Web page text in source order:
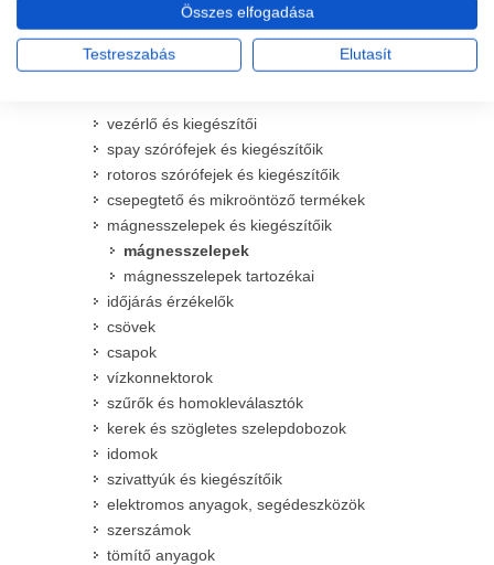
WEBÁRUHÁZ
vezérlő és kiegészítői
spay szórófejek és kiegészítőik
rotoros szórófejek és kiegészítőik
csepegtető és mikroöntöző termékek
mágnesszelepek és kiegészítőik
mágnesszelepek
mágnesszelepek tartozékai
időjárás érzékelők
csövek
csapok
vízkonnektorok
szűrők és homokleválasztók
kerek és szögletes szelepdobozok
idomok
szivattyúk és kiegészítőik
elektromos anyagok, segédeszközök
szerszámok
tömítő anyagok
Összes elfogadása
Testreszabás Elutasít